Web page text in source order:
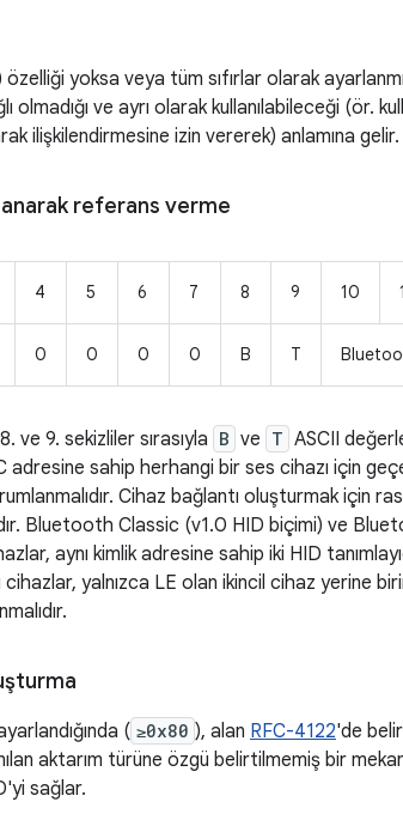
özelliği yoksa veya tüm sıfırlar olarak
ve ayrı olarak kullanılabileceği (ör.
ilişkilendirmesine izin vererek) anlamına gelir.
referans verme
4 5 6 7 8 9 10
0 0 0 0 B T
ve 9. sekizliler sırasıyla B ve T ASCII
adresine sahip herhangi bir ses cihazı için
Cihaz bağlantı oluşturmak için
Bluetooth Classic (v1.0 HID biçimi) ve
aynı kimlik adresine sahip iki HID
yalnızca LE olan ikincil cihaz yerine
( ≥0x80 ), alan RFC-4122'de
aktarım türüne özgü belirtilmemiş bir
sağlar.